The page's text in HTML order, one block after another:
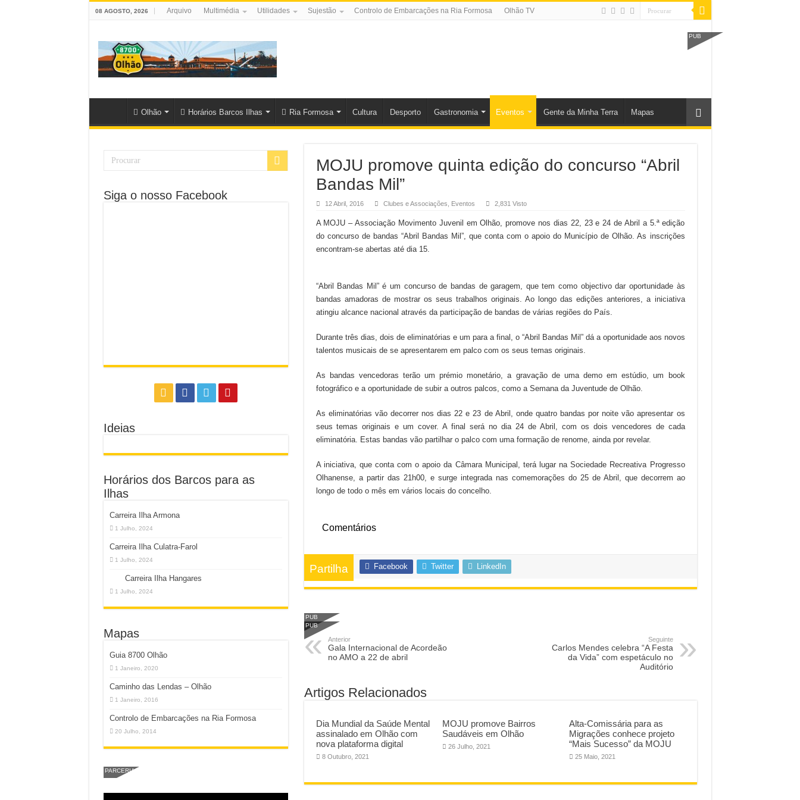
08 AGOSTO, 2026 Arquivo Multimédia Utilidades Sujestão Controlo de Embarcações na Ria Formosa Olhão TV
PUB
Olhão Horários Barcos Ilhas Ria Formosa Cultura Desporto Gastronomia Eventos Gente da Minha Terra Mapas
MOJU promove quinta edição do concurso “Abril
Bandas Mil”
12 Abril, 2016 Clubes e Associações Eventos 2,831 Visto
A MOJU – Associação Movimento Juvenil em Olhão, promove nos dias 22, 23 e 24 de Abril a 5.ª edição
do concurso de bandas “Abril Bandas Mil”, que conta com o apoio do Município de Olhão. As inscrições
encontram-se abertas até dia 15.
“Abril Bandas Mil” é um concurso de bandas de garagem, que tem como objectivo dar oportunidade às
bandas amadoras de mostrar os seus trabalhos originais. Ao longo das edições anteriores, a iniciativa
atingiu alcance nacional através da participação de bandas de várias regiões do País.
Durante três dias, dois de eliminatórias e um para a final, o “Abril Bandas Mil” dá a oportunidade aos novos
talentos musicais de se apresentarem em palco com os seus temas originais.
As bandas vencedoras terão um prémio monetário, a gravação de uma demo em estúdio, um book
fotográfico e a oportunidade de subir a outros palcos, como a Semana da Juventude de Olhão.
As eliminatórias vão decorrer nos dias 22 e 23 de Abril, onde quatro bandas por noite vão apresentar os
seus temas originais e um cover. A final será no dia 24 de Abril, com os dois vencedores de cada
eliminatória. Estas bandas vão partilhar o palco com uma formação de renome, ainda por revelar.
A iniciativa, que conta com o apoio da Câmara Municipal, terá lugar na Sociedade Recreativa Progresso
Olhanense, a partir das 21h00, e surge integrada nas comemorações do 25 de Abril, que decorrem ao
longo de todo o mês em vários locais do concelho.
Comentários
Partilha Facebook Twitter LinkedIn
PUB
PUB
Anterior
Gala Internacional de Acordeão
no AMO a 22 de abril
Seguinte
Carlos Mendes celebra “A Festa
da Vida” com espetáculo no
Auditório
Artigos Relacionados
Dia Mundial da Saúde Mental
assinalado em Olhão com
nova plataforma digital
8 Outubro, 2021
MOJU promove Bairros
Saudáveis em Olhão
26 Julho, 2021
Alta-Comissária para as
Migrações conhece projeto
“Mais Sucesso” da MOJU
25 Maio, 2021
Siga o nosso Facebook
Ideias
Horários dos Barcos para as
Ilhas
Carreira Ilha Armona
1 Julho, 2024
Carreira Ilha Culatra-Farol
1 Julho, 2024
Carreira Ilha Hangares
1 Julho, 2024
Mapas
Guia 8700 Olhão
1 Janeiro, 2020
Caminho das Lendas – Olhão
1 Janeiro, 2016
Controlo de Embarcações na Ria Formosa
20 Julho, 2014
PARCERIA